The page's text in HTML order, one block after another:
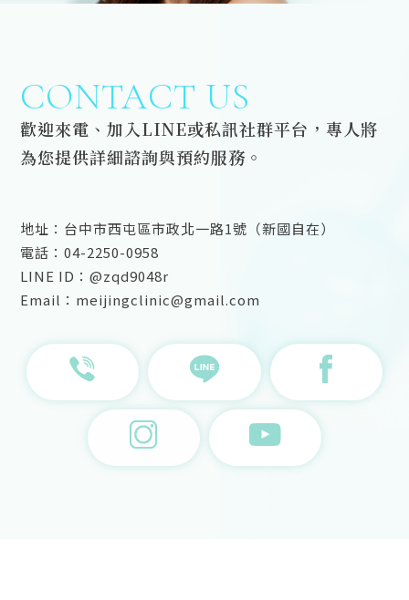
CONTACT US
歡迎來電、加入LINE或私訊社群平台，專人將
為您提供詳細諮詢與預約服務。
地址：台中市西屯區市政北一路1號（新國自在）
電話：04-2250-0958
LINE ID：@zqd9048r
Email：meijingclinic@gmail.com